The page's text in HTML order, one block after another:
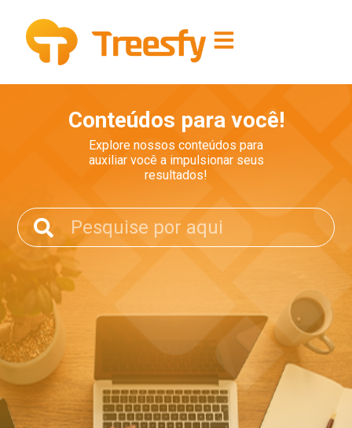
Conteúdos para você!
Explore nossos conteúdos para
auxiliar você a impulsionar seus
resultados!